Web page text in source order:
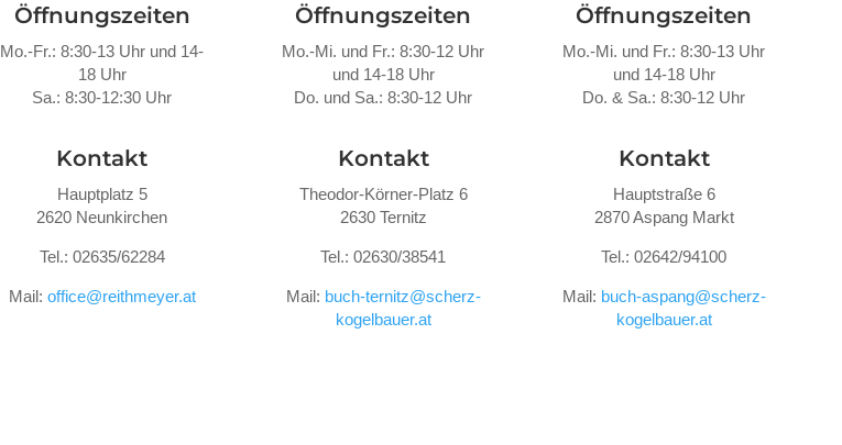
Öffnungszeiten
Mo.-Fr.: 8:30-13 Uhr und 14-
18 Uhr
Sa.: 8:30-12:30 Uhr
Kontakt
Hauptplatz 5
2620 Neunkirchen
Tel.: 02635/62284
Mail: office@reithmeyer.at
Öffnungszeiten
Mo.-Mi. und Fr.: 8:30-12 Uhr
und 14-18 Uhr
Do. und Sa.: 8:30-12 Uhr
Kontakt
Theodor-Körner-Platz 6
2630 Ternitz
Tel.: 02630/38541
Mail: buch-ternitz@scherz-
kogelbauer.at
Öffnungszeiten
Mo.-Mi. und Fr.: 8:30-13 Uhr
und 14-18 Uhr
Do. & Sa.: 8:30-12 Uhr
Kontakt
Hauptstraße 6
2870 Aspang Markt
Tel.: 02642/94100
Mail: buch-aspang@scherz-
kogelbauer.at